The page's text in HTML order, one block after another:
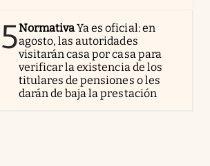
5NormativaYa es oficial: en
agosto, las autoridades
visitarán casa por casa para
verificar la existencia de los
titulares de pensiones o les
darán de baja la prestación